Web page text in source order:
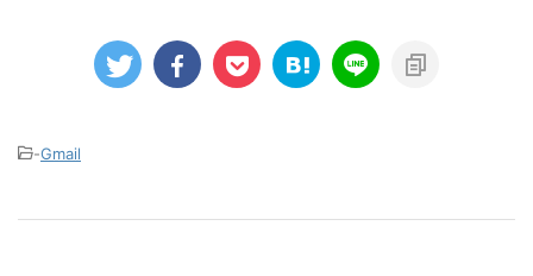
-Gmail